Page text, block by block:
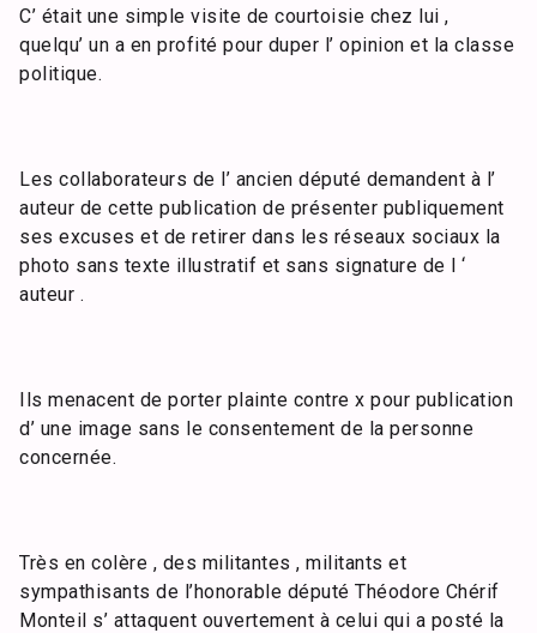
C’ était une simple visite de courtoisie chez lui ,
quelqu’ un a en profité pour duper l’ opinion et la classe
politique.
Les collaborateurs de l’ ancien député demandent à l’
auteur de cette publication de présenter publiquement
ses excuses et de retirer dans les réseaux sociaux la
photo sans texte illustratif et sans signature de l ‘
auteur .
Ils menacent de porter plainte contre x pour publication
d’ une image sans le consentement de la personne
concernée.
Très en colère , des militantes , militants et
sympathisants de l’honorable député Théodore Chérif
Monteil s’ attaquent ouvertement à celui qui a posté la